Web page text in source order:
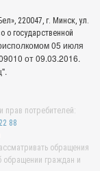
220047, г. Минск, ул.
о государственной
05 июля
от 09.03.2016.
прав потребителей:
88
обращения
обращении граждан и